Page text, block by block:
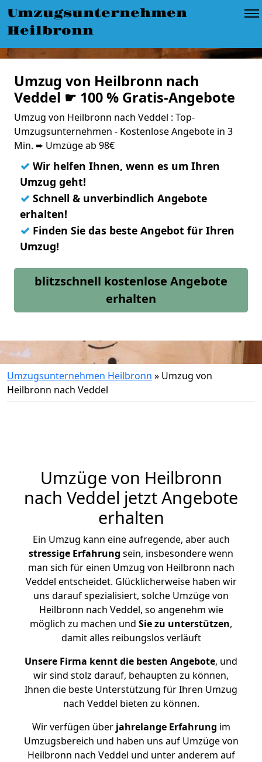
Umzugsunternehmen
Heilbronn
Umzug von Heilbronn nach
Veddel ☛ 100 % Gratis-Angebote
Umzug von Heilbronn nach Veddel : Top-
Umzugsunternehmen - Kostenlose Angebote in 3
Min. ➨ Umzüge ab 98€
✓ Wir helfen Ihnen, wenn es um Ihren
Umzug geht!
✓ Schnell & unverbindlich Angebote
erhalten!
✓ Finden Sie das beste Angebot für Ihren
Umzug!
blitzschnell kostenlose Angebote
erhalten
Umzugsunternehmen Heilbronn » Umzug von
Heilbronn nach Veddel
Umzüge von Heilbronn
nach Veddel jetzt Angebote
erhalten
Ein Umzug kann eine aufregende, aber auch
stressige Erfahrung sein, insbesondere wenn
man sich für einen Umzug von Heilbronn nach
Veddel entscheidet. Glücklicherweise haben wir
uns darauf spezialisiert, solche Umzüge von
Heilbronn nach Veddel, so angenehm wie
möglich zu machen und Sie zu unterstützen,
damit alles reibungslos verläuft
Unsere Firma kennt die besten Angebote, und
wir sind stolz darauf, behaupten zu können,
Ihnen die beste Unterstützung für Ihren Umzug
nach Veddel bieten zu können.
Wir verfügen überjahrelange Erfahrung im
Umzugsbereich und haben uns auf Umzüge von
Heilbronn nach Veddel und unter anderem auf